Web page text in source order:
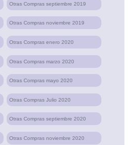
Otras Compras septiembre 2019
Otras Compras noviembre 2019
Otras Compras enero 2020
Otras Compras marzo 2020
Otras Compras mayo 2020
Otras Compras Julio 2020
Otras Compras septiembre 2020
Otras Compras noviembre 2020